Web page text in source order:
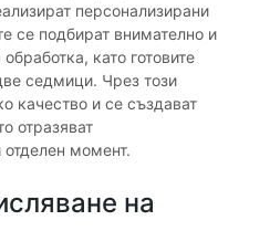
персонализирани
се подбират внимателно и
като готовите
седмици. Чрез този
качество и се създават
отразяват
момент.
на